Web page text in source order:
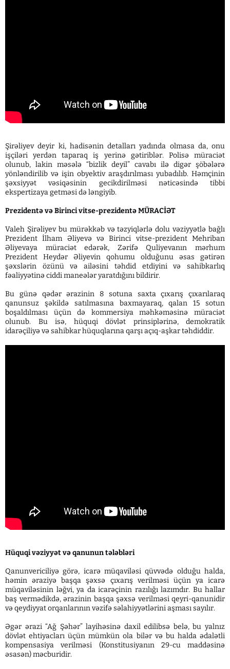
Şirəliyev deyir ki, hadisənin detalları yadında olmasa da, onu
işçiləri yerdən taparaq iş yerinə gətiriblər. Polisə müraciət
olunub, lakin məsələ “bizlik deyil” cavabı ilə digər şöbələrə
yönləndirilib və işin obyektiv araşdırılması yubadılıb. Həmçinin
şəxsiyyət vəsiqəsinin gecikdirilməsi nəticəsində tibbi
ekspertizaya getməsi də ləngiyib.
Prezidentə və Birinci vitse-prezidentə MÜRACİƏT
Valeh Şirəliyev bu mürəkkəb və təzyiqlərlə dolu vəziyyətlə bağlı
Prezident İlham Əliyevə və Birinci vitse-prezident Mehriban
Əliyevaya müraciət edərək, Zərifə Quliyevanın mərhum
Prezident Heydər Əliyevin qohumu olduğunu əsas gətirən
şəxslərin özünü və ailəsini təhdid etdiyini və sahibkarlıq
fəaliyyətinə ciddi maneələr yaratdığını bildirir.
Bu günə qədər ərazinin 8 sotuna saxta çıxarış çıxarılaraq
qanunsuz şəkildə satılmasına baxmayaraq, qalan 15 sotun
boşaldılması üçün də kommersiya məhkəməsinə müraciət
olunub. Bu isə, hüquqi dövlət prinsiplərinə, demokratik
idarəçiliyə və sahibkar hüquqlarına qarşı açıq-aşkar təhdiddir.
Hüquqi vəziyyət və qanunun tələbləri
Qanunvericiliyə görə, icarə müqaviləsi qüvvədə olduğu halda,
həmin əraziyə başqa şəxsə çıxarış verilməsi üçün ya icarə
müqaviləsinin ləğvi, ya da icarəçinin razılığı lazımdır. Bu hallar
baş vermədikdə, ərazinin başqa şəxsə verilməsi qeyri-qanunidir
və qeydiyyat orqanlarının vəzifə səlahiyyətlərini aşması sayılır.
Əgər ərazi “Ağ Şəhər” layihəsinə daxil edilibsə belə, bu yalnız
dövlət ehtiyacları üçün mümkün ola bilər və bu halda ədalətli
kompensasiya verilməsi (Konstitusiyanın 29-cu maddəsinə
əsasən) məcburidir.